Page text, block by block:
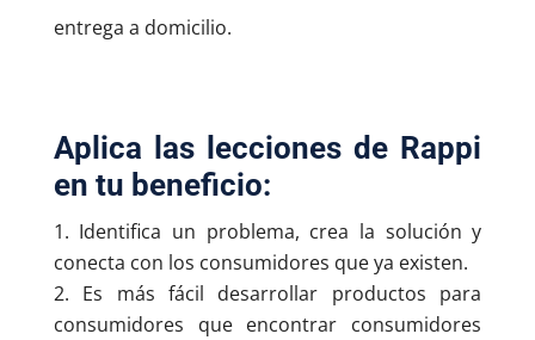
entrega a domicilio.
Aplica las lecciones de Rappi
en tu beneficio:
Identifica un problema, crea la solución y
conecta con los consumidores que ya existen.
Es más fácil desarrollar productos para
consumidores que encontrar consumidores